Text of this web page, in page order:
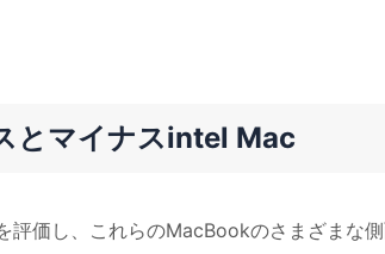
とマイナスintel Mac
価し、これらのMacBookのさまざまな